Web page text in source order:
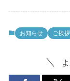
お知らせ ご挨拶